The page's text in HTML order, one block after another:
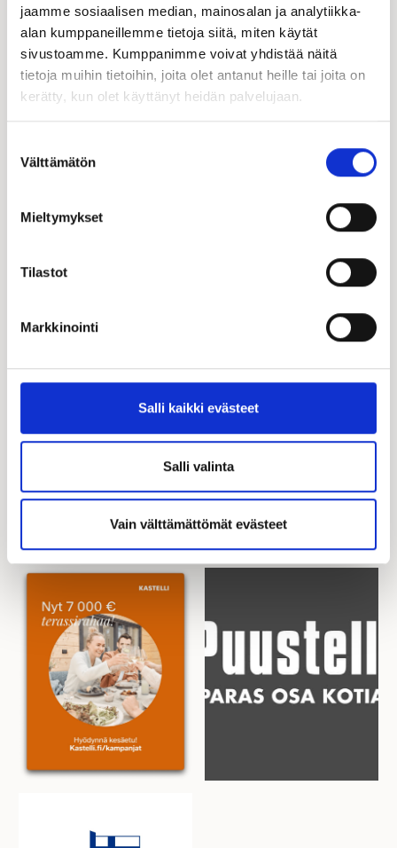
jaamme sosiaalisen median, mainosalan ja analytiikka-
alan kumppaneillemme tietoja siitä, miten käytät
sivustoamme. Kumppanimme voivat yhdistää näitä
tietoja muihin tietoihin, joita olet antanut heille tai joita on
kerätty, kun olet käyttänyt heidän palvelujaan.
valinta
Välttämätön
Mieltymykset
Tilastot
Markkinointi
Salli kaikki evästeet
Salli valinta
Vain välttämättömät evästeet